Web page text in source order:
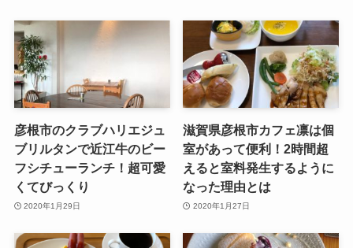
彦根市のクラブハリエジュ
ブリルタンで近江牛のビー
フシチューランチ！超可愛
くてびっくり
2020年1月29日
滋賀県彦根市カフェ凛は個
室があって便利！2時間超
えると室料発生するように
なった理由とは
2020年1月27日